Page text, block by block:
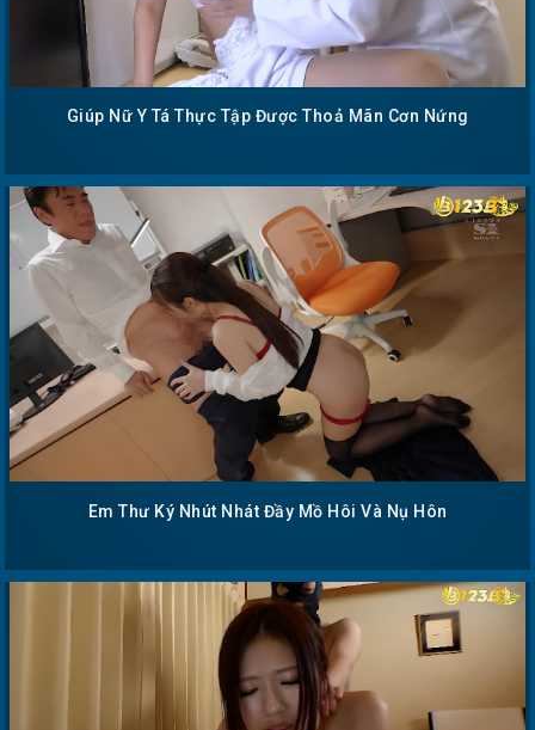
Giúp Nữ Y Tá Thực Tập Được Thoả Mãn Cơn Nứng
Em Thư Ký Nhút Nhát Đầy Mồ Hôi Và Nụ Hôn